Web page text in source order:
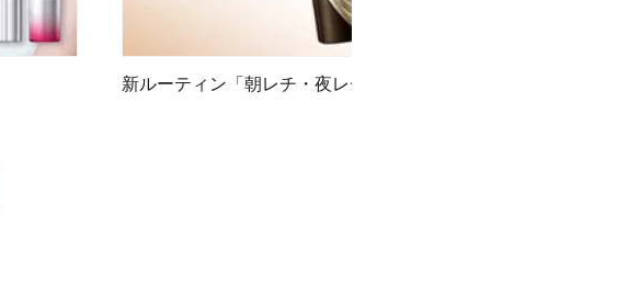
新ルーティン「朝レチ・夜レチ」